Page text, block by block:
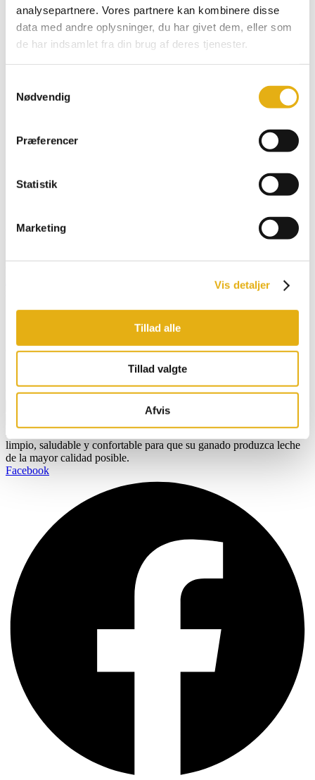
analysepartnere. Vores partnere kan kombinere disse
data med andre oplysninger, du har givet dem, eller som
de har indsamlet fra din brug af deres tjenester.
Nødvendig
Præferencer
Statistik
Marketing
Vis detaljer
Tillad alle
Tillad valgte
Afvis
Pegatinas y artículos promocionales
Dansk
mezcladora
FRONTLOAD/ Soporte de
Suscríbase a nuestro boletín y reciba información
actualizada directamente en su bandeja de entrada
Correo electrónico
BOBMAN está específicamente diseñado para crear un entorno más
limpio, saludable y confortable para que su ganado produzca leche
de la mayor calidad posible.
Facebook